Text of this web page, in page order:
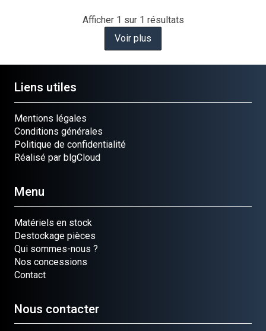
Afficher 1 sur 1 résultats
Voir plus
Liens utiles
Mentions légales
Conditions générales
Politique de confidentialité
Réalisé par blgCloud
Menu
Matériels en stock
Destockage pièces
Qui sommes-nous ?
Nos concessions
Contact
Nous contacter